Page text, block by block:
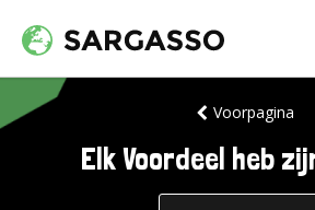
Voorpagina
Elk Voordeel heb